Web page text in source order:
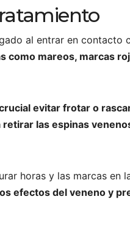
al entrar en contacto
como mareos, marcas
evitar frotar o
retirar las espinas
horas y las marcas en
efectos del veneno y